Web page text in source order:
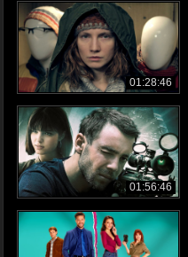
01:28:46
01:56:46